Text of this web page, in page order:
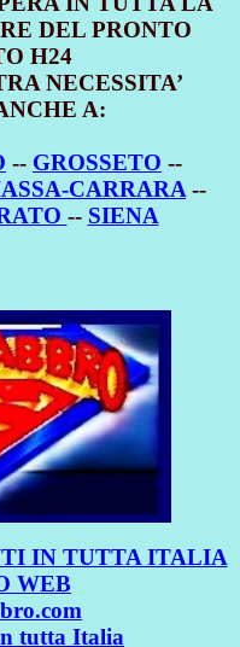
DEL PRONTO
H24
NECESSITA’
A:
-- GROSSETO --
CARRARA --
-- SIENA
IN TUTTA ITALIA
WEB
tutta Italia